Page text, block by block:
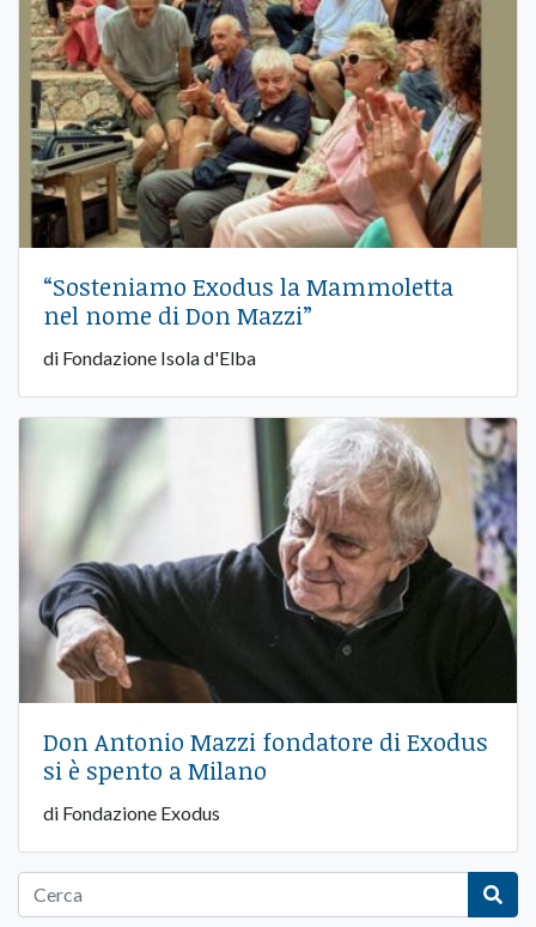
“Sosteniamo Exodus la Mammoletta
nel nome di Don Mazzi”
di Fondazione Isola d'Elba
Don Antonio Mazzi fondatore di Exodus
si è spento a Milano
di Fondazione Exodus